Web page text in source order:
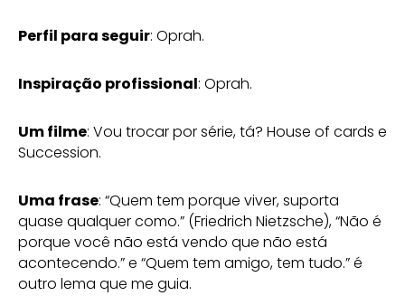
Perfil para seguir: Oprah.
Inspiração profissional: Oprah.
Um filme: Vou trocar por série, tá? House of cards e
Succession.
Uma frase: “Quem tem porque viver, suporta
quase qualquer como.” (Friedrich Nietzsche), “Não é
porque você não está vendo que não está
acontecendo.” e “Quem tem amigo, tem tudo.” é
outro lema que me guia.